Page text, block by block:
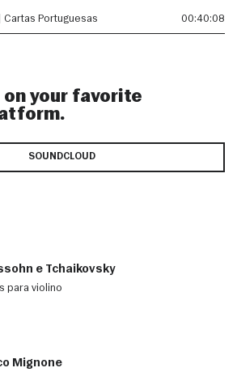
Cartas Portuguesas 00:40:08
your favorite
SOUNDCLOUD
e Tchaikovsky
para violino
Mignone